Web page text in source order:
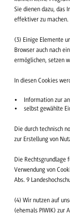
Sie dienen dazu, das
effektiver zu machen.
(3) Einige Elemente
Browser auch nach
ermöglichen, setzen
In diesen Cookies
Information zur
selbst gewählte
Die durch technisch
zur Erstellung von
Die Rechtsgrundlage
Verwendung von
Abs. 9
(4) Wir nutzen auf
(ehemals PIWIK) zur